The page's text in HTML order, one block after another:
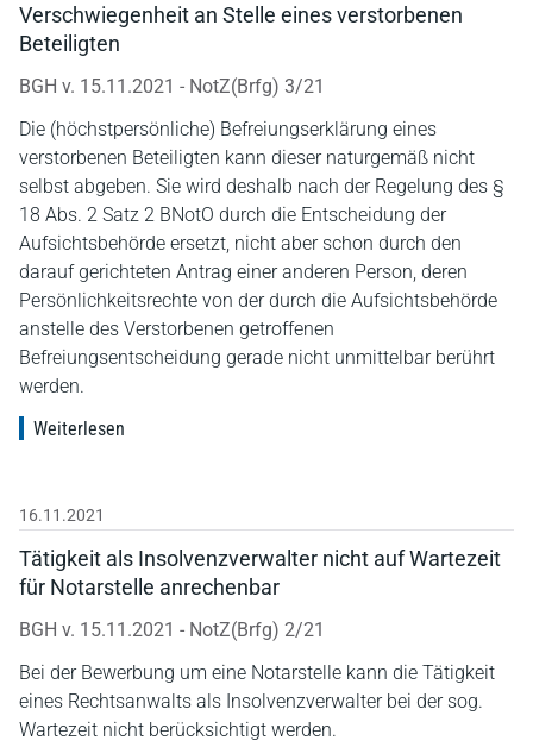
Verschwiegenheit an Stelle eines verstorbenen
Beteiligten
BGH v. 15.11.2021 - NotZ(Brfg) 3/21
Die (höchstpersönliche) Befreiungserklärung eines
verstorbenen Beteiligten kann dieser naturgemäß nicht
selbst abgeben. Sie wird deshalb nach der Regelung des §
18 Abs. 2 Satz 2 BNotO durch die Entscheidung der
Aufsichtsbehörde ersetzt, nicht aber schon durch den
darauf gerichteten Antrag einer anderen Person, deren
Persönlichkeitsrechte von der durch die Aufsichtsbehörde
anstelle des Verstorbenen getroffenen
Befreiungsentscheidung gerade nicht unmittelbar berührt
werden.
Weiterlesen
16.11.2021
Tätigkeit als Insolvenzverwalter nicht auf Wartezeit
für Notarstelle anrechenbar
BGH v. 15.11.2021 - NotZ(Brfg) 2/21
Bei der Bewerbung um eine Notarstelle kann die Tätigkeit
eines Rechtsanwalts als Insolvenzverwalter bei der sog.
Wartezeit nicht berücksichtigt werden.